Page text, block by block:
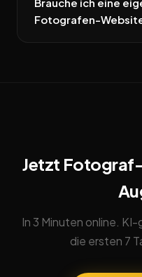
Brauche ich eine
Fotografen-
Jetzt
In 3 Minuten online.
die ersten 7